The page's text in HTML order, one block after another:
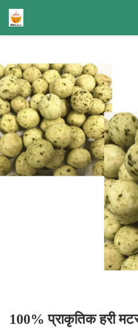
100% प्राकृतिक हरी